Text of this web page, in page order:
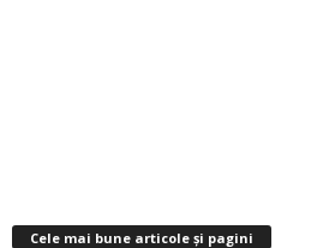
Cele mai bune articole și pagini